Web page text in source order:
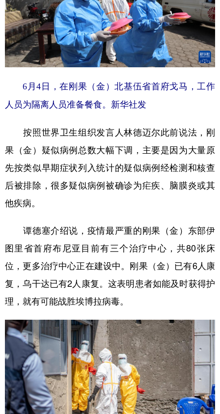
Deutsch Português
6月4日，在刚果（金）北基伍省首府戈马，工作
人员为隔离人员准备餐食。新华社发
按照世界卫生组织发言人林德迈尔此前说法，刚
果（金）疑似病例总数大幅下调，主要是因为大量原
先按类似早期症状列入统计的疑似病例经检测和核查
后被排除，很多疑似病例被确诊为疟疾、脑膜炎或其
他疾病。
谭德塞介绍说，疫情最严重的刚果（金）东部伊
图里省首府布尼亚目前有三个治疗中心，共80张床
位，更多治疗中心正在建设中。刚果（金）已有6人康
复，乌干达已有2人康复。这表明患者如能及时获得护
理，就有可能战胜埃博拉病毒。